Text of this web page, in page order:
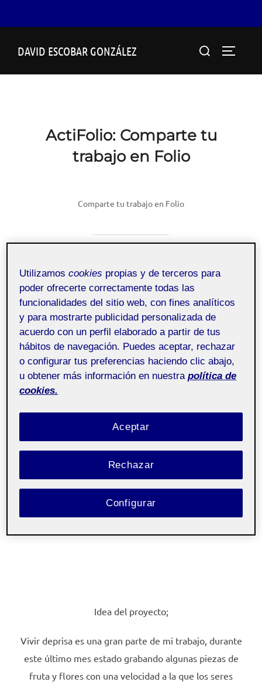
DAVID ESCOBAR GONZÁLEZ Buscar:
ActiFolio: Comparte tu
trabajo en Folio
Comparte tu trabajo en Folio
Práctica Videoinstalaciones
David Escobar González.
por David Escobar González 3 enero, 2023
comentarios
Taller de
videocreación aula 1
Pública
Idea del proyecto;
Vivir deprisa es una gran parte de mi trabajo, durante
este último mes estado grabando algunas piezas de
fruta y flores con una velocidad a la que los seres
Utilizamoscookies propias y de terceros para
poder ofrecerte correctamente todas las
funcionalidades del sitio web, con fines analíticos
y para mostrarte publicidad personalizada de
acuerdo con un perfil elaborado a partir de tus
hábitos de navegación. Puedes aceptar, rechazar
o configurar tus preferencias haciendo clic abajo,
u obtener más información en nuestra política de
cookies.
Rechazar
Aceptar
Configurar